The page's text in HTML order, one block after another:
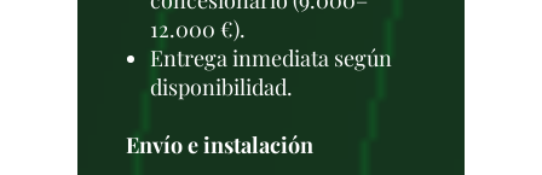
12.000 €).
Entrega inmediata según
disponibilidad.
Envío e instalación